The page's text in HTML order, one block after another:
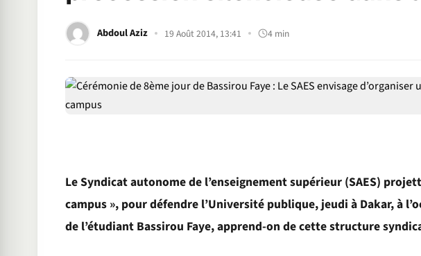
Abdoul Aziz 19 Août 2014, 13:41 4 min
Le Syndicat autonome de l’enseignement supérieur (SAES)
campus », pour défendre l’Université publique, jeudi à Dakar, à
de l’étudiant Bassirou Faye, apprend-on de cette structure